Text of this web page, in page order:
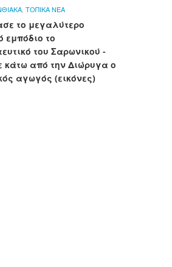
, ΤΟΠΙΚΑ ΝΕΑ
το μεγαλύτερο
εμπόδιο το
του Σαρωνικού -
κάτω από την Διώρυγα ο
αγωγός (εικόνες)